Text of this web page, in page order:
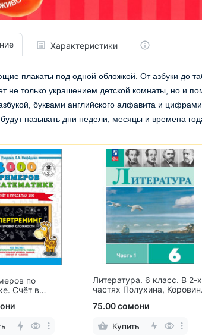
Характеристики
плакаты под одной обложкой. От азбуки до
не только украшением детской комнаты, но и
буквами английского алфавита и
называть дни недели, месяцы и времена
по
Счёт в
Литература. 6 класс. В 2-х
частях Полухина,
75.00 сомони
Купить